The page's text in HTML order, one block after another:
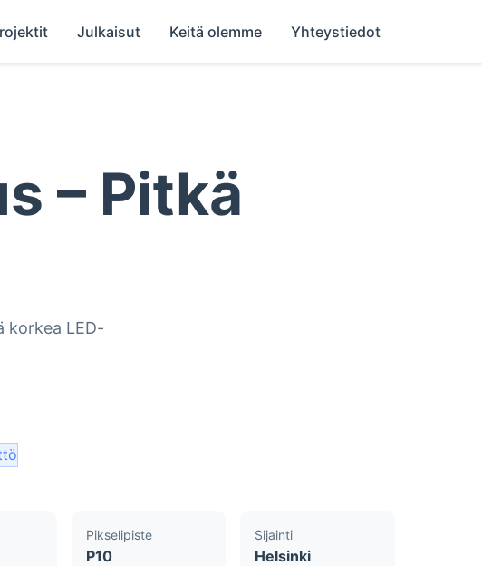
Julkaisut Keitä olemme Yhteystiedot
– Pitkä
korkea LED-
Pikselipiste
P10
Sijainti
Helsinki